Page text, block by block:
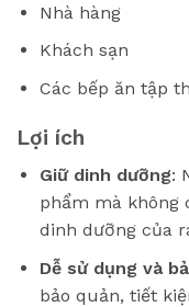
Nhà hàng
Khách sạn
Các bếp ăn tập
Lợi ích
Giữ dinh dưỡng:
phẩm mà không
dinh dưỡng của
Dễ sử dụng và
bảo quản, tiết